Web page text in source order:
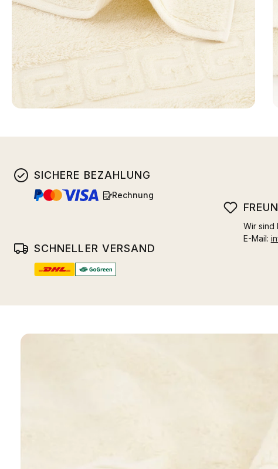
SICHERE BEZAHLUNG
Rechnung
SCHNELLER VERSAND
Wir sind
E-Mail: